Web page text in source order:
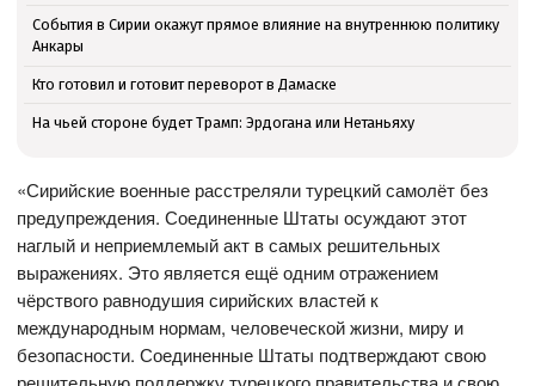
События в Сирии окажут прямое влияние на внутреннюю политику
Анкары
Кто готовил и готовит переворот в Дамаске
На чьей стороне будет Трамп: Эрдогана или Нетаньяху
«Сирийские военные расстреляли турецкий самолёт без
предупреждения. Соединенные Штаты осуждают этот
наглый и неприемлемый акт в самых решительных
выражениях. Это является ещё одним отражением
чёрствого равнодушия сирийских властей к
международным нормам, человеческой жизни, миру и
безопасности. Соединенные Штаты подтверждают свою